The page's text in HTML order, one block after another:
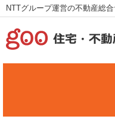
NTTグループ運営の不動産総